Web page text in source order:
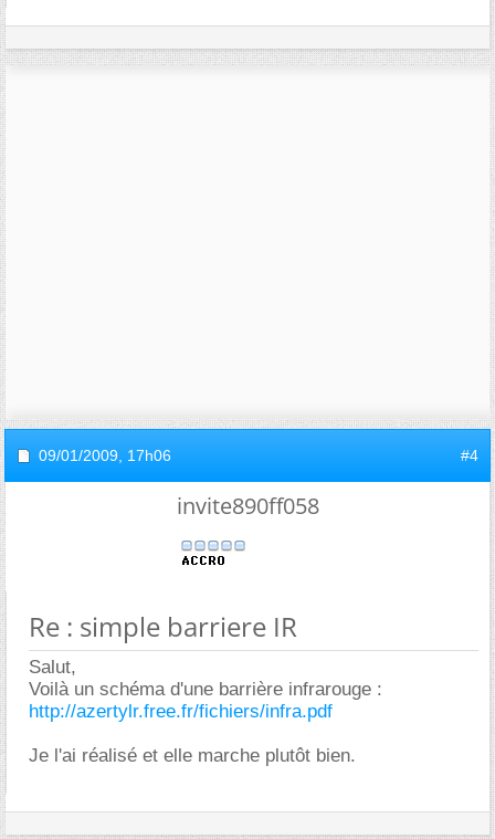
09/01/2009, 17h06 #4
invite890ff058
Re : simple barriere IR
Salut,
Voilà un schéma d'une barrière infrarouge :
http://azertylr.free.fr/fichiers/infra.pdf
Je l'ai réalisé et elle marche plutôt bien.